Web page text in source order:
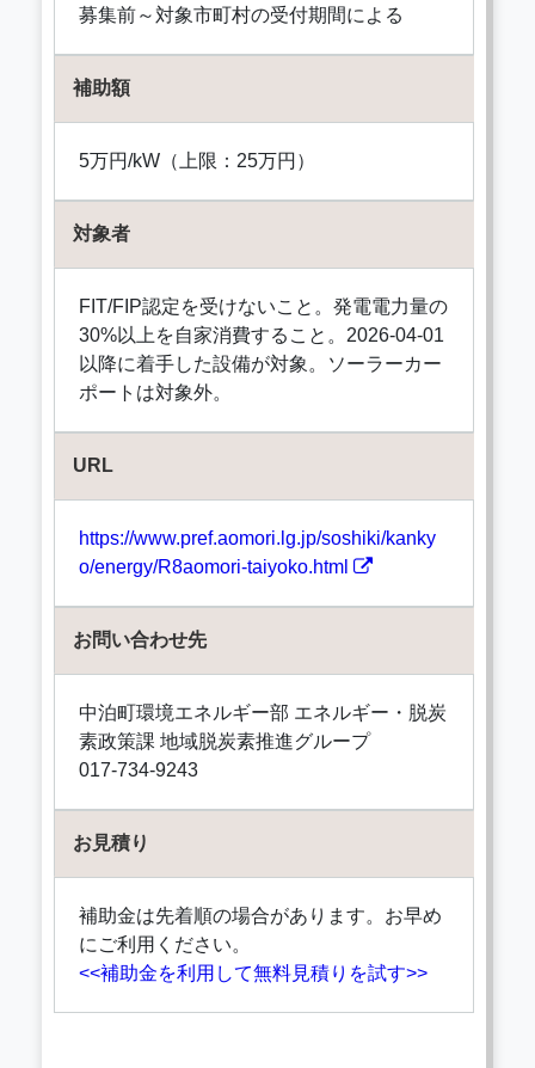
募集前～対象市町村の受付期間による
補助額
5万円/kW（上限：25万円）
対象者
FIT/FIP認定を受けないこと。発電電力量の
30%以上を自家消費すること。2026-04-01
以降に着手した設備が対象。ソーラーカー
ポートは対象外。
URL
https://www.pref.aomori.lg.jp/soshiki/kanky
o/energy/R8aomori-taiyoko.html
お問い合わせ先
中泊町環境エネルギー部 エネルギー・脱炭
素政策課 地域脱炭素推進グループ
017-734-9243
お見積り
補助金は先着順の場合があります。お早め
にご利用ください。
<<補助金を利用して無料見積りを試す>>